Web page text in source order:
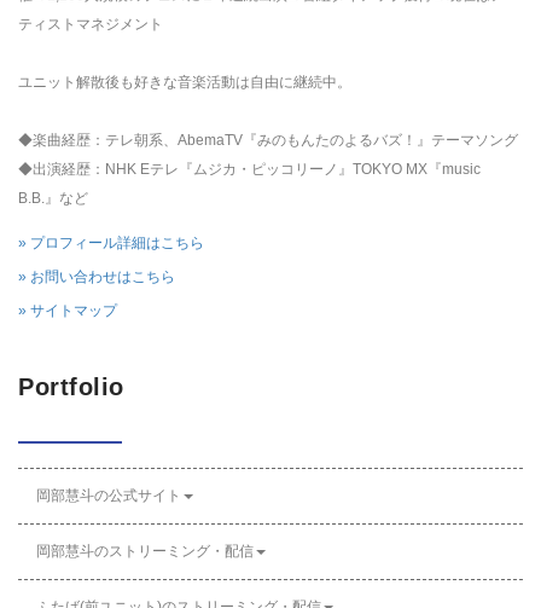
ティストマネジメント
ユニット解散後も好きな音楽活動は自由に継続中。
◆楽曲経歴：テレ朝系、AbemaTV『みのもんたのよるバズ！』テーマソング
◆出演経歴：NHK Eテレ『ムジカ・ピッコリーノ』TOKYO MX『music
B.B.』など
» プロフィール詳細はこちら
» お問い合わせはこちら
» サイトマップ
Portfolio
岡部慧斗の公式サイト
岡部慧斗のストリーミング・配信